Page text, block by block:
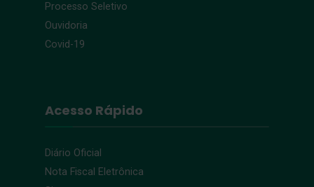
Processo Seletivo
Ouvidoria
Covid-19
Acesso Rápido
Diário Oficial
Nota Fiscal Eletrônica